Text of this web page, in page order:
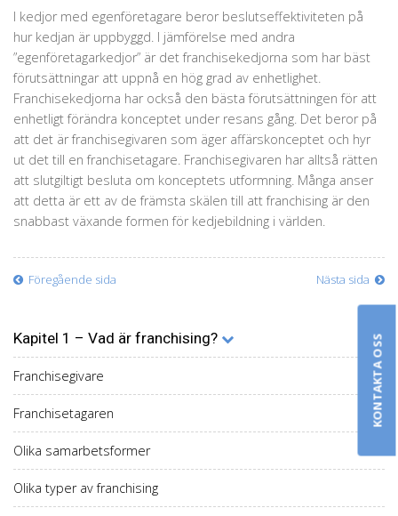
I kedjor med egenföretagare beror beslutseffektiviteten på
hur kedjan är uppbyggd. I jämförelse med andra
”egenföretagarkedjor” är det franchisekedjorna som har bäst
förutsättningar att uppnå en hög grad av enhetlighet.
Franchisekedjorna har också den bästa förutsättningen för att
enhetligt förändra konceptet under resans gång. Det beror på
att det är franchisegivaren som äger affärskonceptet och hyr
ut det till en franchisetagare. Franchisegivaren har alltså rätten
att slutgiltigt besluta om konceptets utformning. Många anser
att detta är ett av de främsta skälen till att franchising är den
snabbast växande formen för kedjebildning i världen.
Föregående sida Nästa sida
Kapitel 1 – Vad är franchising?
Franchisegivare
Franchisetagaren
Olika samarbetsformer
Olika typer av franchising
KONTAKTA OSS